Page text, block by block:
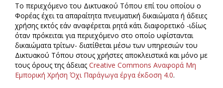
Το περιεχόμενο του Δικτυακού Τόπου επί του οποίου ο
Φορέας έχει τα απαραίτητα πνευματική δικαιώματα ή άδειες
χρήσης εκτός εάν αναφέρεται ρητά κάτι διαφορετικό -ιδίως
όταν πρόκειται για περιεχόμενο στο οποίο υφίστανται
δικαιώματα τρίτων- διατίθεται μέσω των υπηρεσιών του
Δικτυακού Τόπου στους χρήστες αποκλειστικά και μόνο με
τους όρους της άδειας Creative Commons Αναφορά Μη
Εμπορική Χρήση Όχι Παράγωγα έργα έκδοση 4.0.